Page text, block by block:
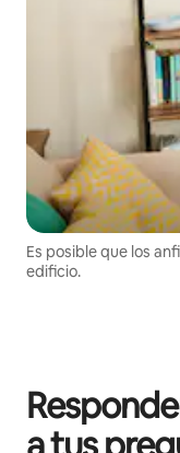
Es posible que los
edificio.